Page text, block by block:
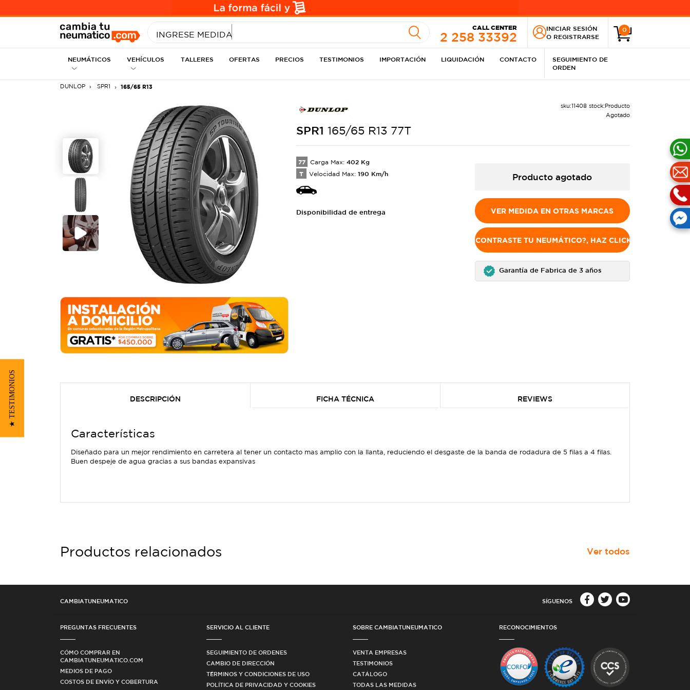
INGRESE MEDIDA
CALL CENTER
2 258 33392
INICIAR SESIÓN
O REGISTRARSE
0
NEUMÁTICOS VEHÍCULOS TALLERES OFERTAS PRECIOS TESTIMONIOS IMPORTACIÓN LIQUIDACIÓN CONTACTO
SEGUIMIENTO DE
ORDEN
DUNLOP SPR1 165/65 R13
sku:11408 stock:Producto
Agotado
SPR1 165/65 R13 77T
77 Carga Max: 402 Kg
T Velocidad Max: 190 Km/h
Disponibilidad de entrega
Producto agotado
VER MEDIDA EN OTRAS MARCAS
NO ENCONTRASTE TU NEUMÁTICO?, HAZ CLICK AQUÍ
Garantía de Fabrica de 3 años
DESCRIPCIÓN FICHA TÉCNICA REVIEWS
Características
Diseñado para un mejor rendimiento en carretera al tener un contacto mas amplio con la llanta, reduciendo el desgaste de la banda de rodadura de 5 filas a 4 filas.
Buen despeje de agua gracias a sus bandas expansivas
Productos relacionados Ver todos
CAMBIATUNEUMATICO SÍGUENOS
PREGUNTAS FRECUENTES
CÓMO COMPRAR EN
CAMBIATUNEUMATICO.COM
MEDIOS DE PAGO
COSTOS DE ENVÍO Y COBERTURA
SERVICIO AL CLIENTE
SEGUIMIENTO DE ORDENES
CAMBIO DE DIRECCIÓN
TÉRMINOS Y CONDICIONES DE USO
POLÍTICA DE PRIVACIDAD Y COOKIES
SOBRE CAMBIATUNEUMATICO
VENTA EMPRESAS
TESTIMONIOS
CATÁLOGO
TODAS LAS MEDIDAS
RECONOCIMIENTOS
★ TESTIMONIOS